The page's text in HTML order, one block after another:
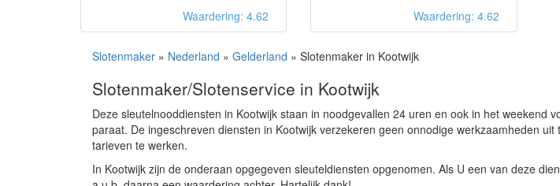
Waardering: 4.62
Waardering: 4.62
Slotenmaker » Nederland » Gelderland » Slotenmaker in Kootwijk
Slotenmaker/Slotenservice in Kootwijk
Deze sleutelnooddiensten in Kootwijk staan in noodgevallen 24 uren en ook in het weekend
paraat. De ingeschreven diensten in Kootwijk verzekeren geen onnodige werkzaamheden
tarieven te werken.
In Kootwijk zijn de onderaan opgegeven sleuteldiensten opgenomen. Als U een van deze